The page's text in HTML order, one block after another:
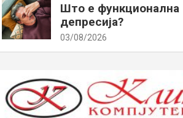
Што е функционална
депресија?
03/08/2026